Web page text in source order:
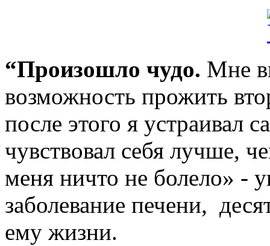
“Произошло чудо. Мне
возможность прожить
после этого я устраивал
чувствовал себя лучше,
меня ничто не болело» -
заболевание печени,
ему жизни.